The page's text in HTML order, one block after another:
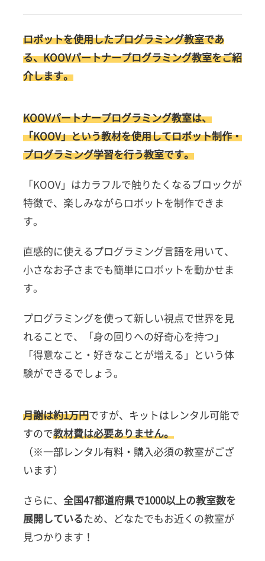
ロボットを使用したプログラミング教室であ
る、KOOVパートナープログラミング教室をご紹
介します。
KOOVパートナープログラミング教室は、
「KOOV」という教材を使用してロボット制作・
プログラミング学習を行う教室です。
「KOOV」はカラフルで触りたくなるブロックが
特徴で、楽しみながらロボットを制作できま
す。
直感的に使えるプログラミング言語を用いて、
小さなお子さまでも簡単にロボットを動かせま
す。
プログラミングを使って新しい視点で世界を見
れることで、「身の回りへの好奇心を持つ」
「得意なこと・好きなことが増える」という体
験ができるでしょう。
月謝は約1万円ですが、キットはレンタル可能で
すので教材費は必要ありません。
（※一部レンタル有料・購入必須の教室がござ
います）
さらに、 全国47都道府県で1000以上の教室数を
展開しているため、どなたでもお近くの教室が
見つかります！